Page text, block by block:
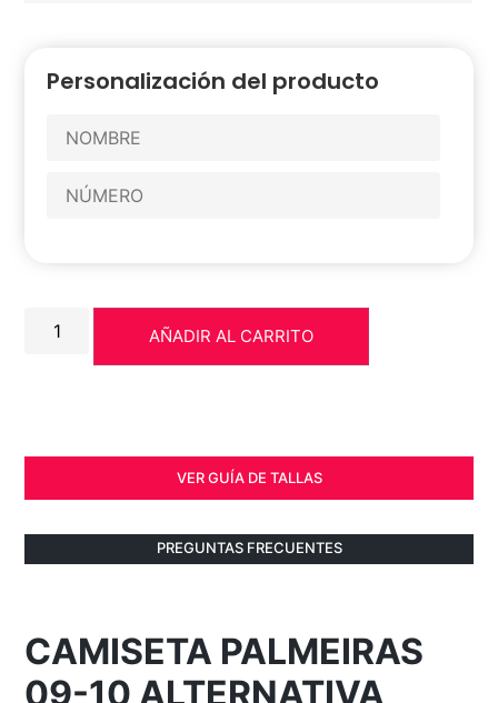
Personalización del producto
AÑADIR AL CARRITO
VER GUÍA DE TALLAS
PREGUNTAS FRECUENTES
CAMISETA PALMEIRAS
09-10 ALTERNATIVA